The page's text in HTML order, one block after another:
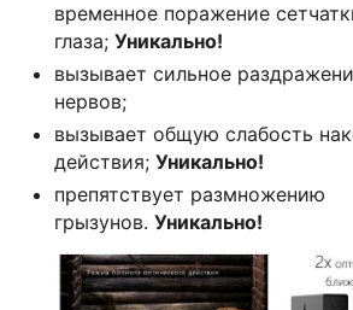
временное поражение
глаза; Уникально!
вызывает сильное
нервов;
вызывает общую слабость
действия; Уникально!
препятствует размножению
грызунов. Уникально!